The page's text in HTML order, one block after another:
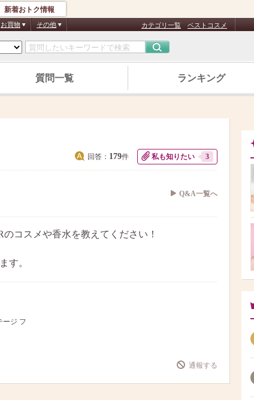
新着おトク情報
お買物 その他 カテゴリ一覧 ベストコスメ
質問一覧 ランキング
回答： 179件 私も知りたい 3
Q&A一覧へ
コスメや香水を教えてください！
す。
ージ フ
通報する